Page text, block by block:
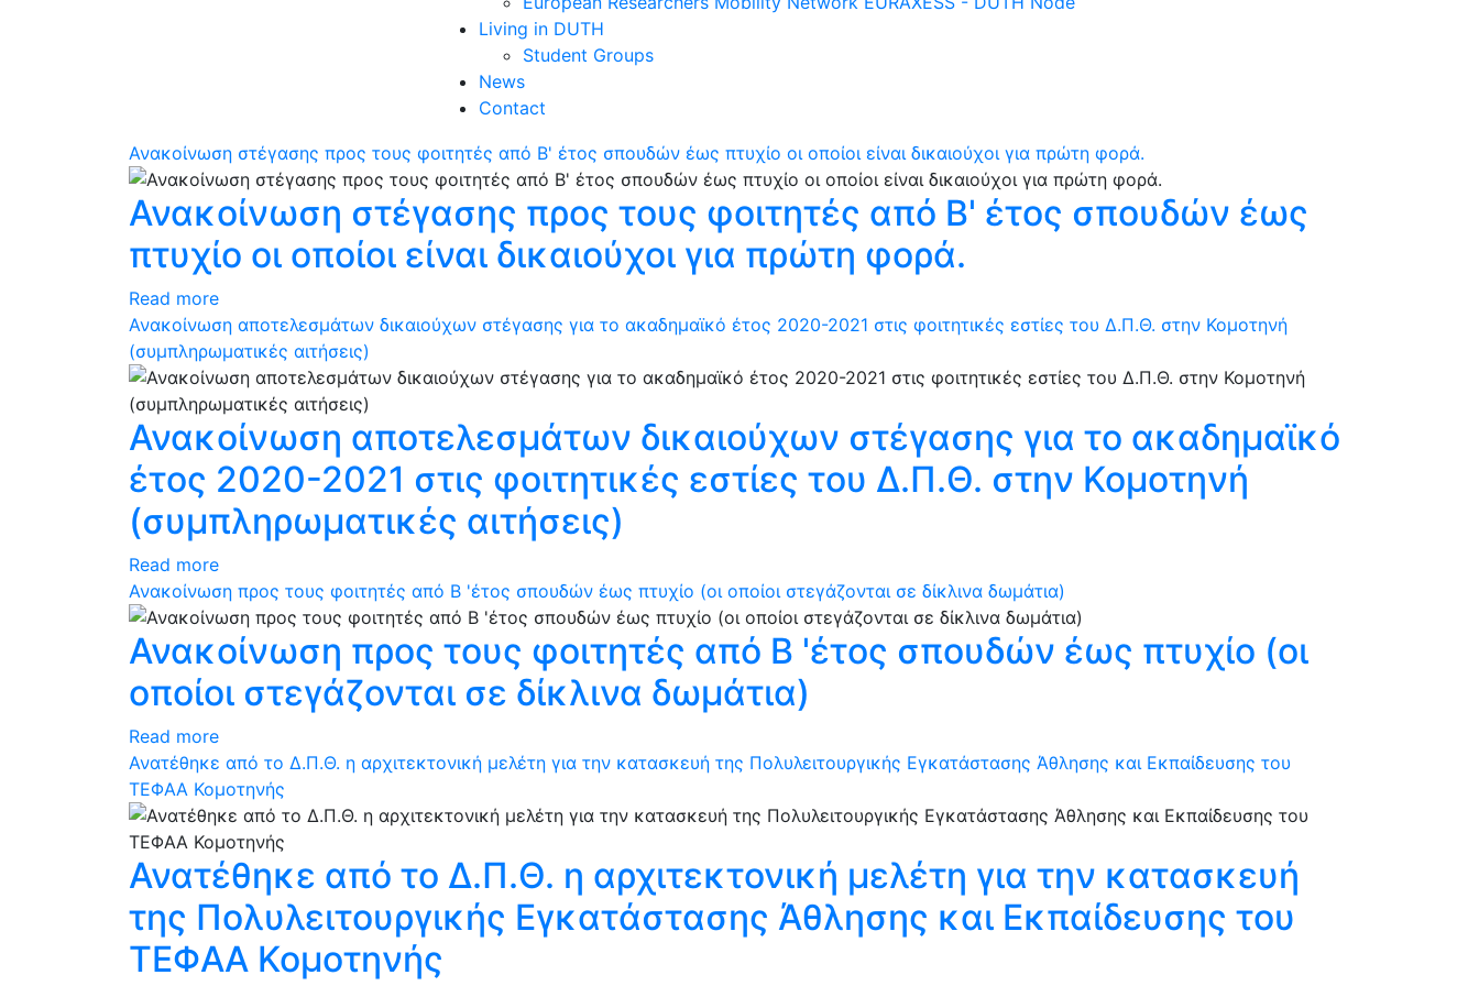
Living in DUTH
Student Groups
News
Contact
Ανακοίνωση στέγασης προς τους φοιτητές από Β' έτος σπουδών έως πτυχίο οι οποίοι είναι δικαιούχοι για πρώτη φορά.
Ανακοίνωση στέγασης προς τους φοιτητές από Β' έτος σπουδών έως
πτυχίο οι οποίοι είναι δικαιούχοι για πρώτη φορά.
Read more
Ανακοίνωση αποτελεσμάτων δικαιούχων στέγασης για το ακαδημαϊκό έτος 2020-2021 στις φοιτητικές εστίες του Δ.Π.Θ. στην Κομοτηνή
(συμπληρωματικές αιτήσεις)
Ανακοίνωση αποτελεσμάτων δικαιούχων στέγασης για το ακαδημαϊκό
έτος 2020-2021 στις φοιτητικές εστίες του Δ.Π.Θ. στην Κομοτηνή
(συμπληρωματικές αιτήσεις)
Read more
Ανακοίνωση προς τους φοιτητές από Β 'έτος σπουδών έως πτυχίο (οι οποίοι στεγάζονται σε δίκλινα δωμάτια)
Ανακοίνωση προς τους φοιτητές από Β 'έτος σπουδών έως πτυχίο (οι
οποίοι στεγάζονται σε δίκλινα δωμάτια)
Read more
Ανατέθηκε από το Δ.Π.Θ. η αρχιτεκτονική μελέτη για την κατασκευή της Πολυλειτουργικής Εγκατάστασης Άθλησης και Εκπαίδευσης του
ΤΕΦΑΑ Κομοτηνής
Ανατέθηκε από το Δ.Π.Θ. η αρχιτεκτονική μελέτη για την κατασκευή
της Πολυλειτουργικής Εγκατάστασης Άθλησης και Εκπαίδευσης του
ΤΕΦΑΑ Κομοτηνής